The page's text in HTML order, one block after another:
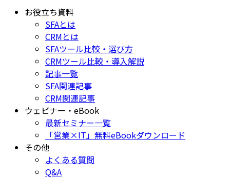
お役立ち資料
SFAとは
CRMとは
SFAツール比較・選び方
CRMツール比較・導入解説
記事一覧
SFA関連記事
CRM関連記事
ウェビナー・eBook
最新セミナー一覧
「営業×IT」無料eBookダウンロード
その他
よくある質問
Q&A